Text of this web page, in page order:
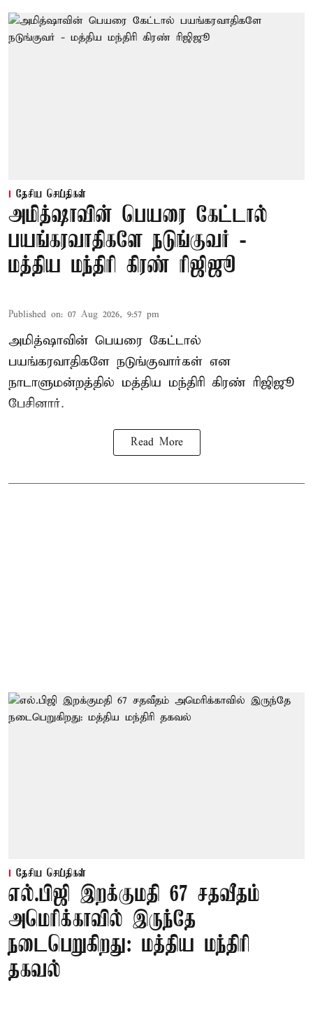
தேசிய செய்திகள்
அமித்ஷாவின் பெயரை கேட்டால்
பயங்கரவாதிகளே நடுங்குவர் -
மத்திய மந்திரி கிரண் ரிஜிஜூ
Published on: 07 Aug 2026, 9:57 pm
அமித்ஷாவின் பெயரை கேட்டால்
பயங்கரவாதிகளே நடுங்குவார்கள் என
நாடாளுமன்றத்தில் மத்திய மந்திரி கிரண் ரிஜிஜூ
பேசினார்.
Read More
தேசிய செய்திகள்
எல்.பிஜி இறக்குமதி 67 சதவீதம்
அமெரிக்காவில் இருந்தே
நடைபெறுகிறது: மத்திய மந்திரி
தகவல்